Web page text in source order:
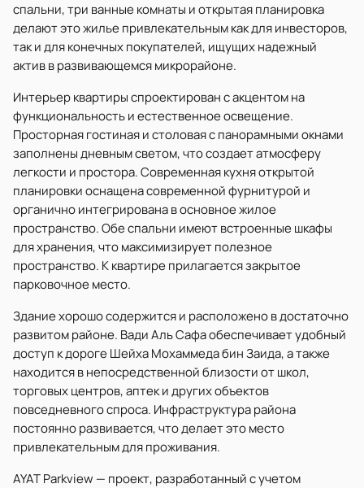
спальни, три ванные комнаты и открытая планировка
делают это жилье привлекательным как для инвесторов,
так и для конечных покупателей, ищущих надежный
актив в развивающемся микрорайоне.
Интерьер квартиры спроектирован с акцентом на
функциональность и естественное освещение.
Просторная гостиная и столовая с панорамными окнами
заполнены дневным светом, что создает атмосферу
легкости и простора. Современная кухня открытой
планировки оснащена современной фурнитурой и
органично интегрирована в основное жилое
пространство. Обе спальни имеют встроенные шкафы
для хранения, что максимизирует полезное
пространство. К квартире прилагается закрытое
парковочное место.
Здание хорошо содержится и расположено в достаточно
развитом районе. Вади Аль Сафа обеспечивает удобный
доступ к дороге Шейха Мохаммеда бин Заида, а также
находится в непосредственной близости от школ,
торговых центров, аптек и других объектов
повседневного спроса. Инфраструктура района
постоянно развивается, что делает это место
привлекательным для проживания.
AYAT Parkview — проект, разработанный с учетом